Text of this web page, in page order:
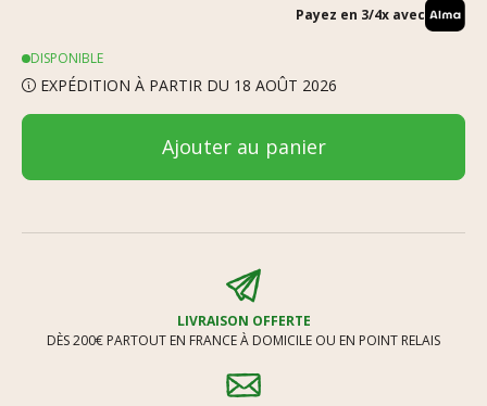
Payez en 3/4x avec
DISPONIBLE
EXPÉDITION À PARTIR DU 18 AOÛT 2026
Ajouter au panier
LIVRAISON OFFERTE
DÈS 200€ PARTOUT EN FRANCE À DOMICILE OU EN POINT RELAIS